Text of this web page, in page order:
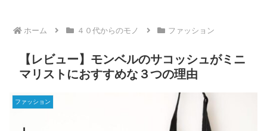
ホーム ４０代からのモノ ファッション
【レビュー】モンベルのサコッシュがミニ
マリストにおすすめな３つの理由
ファッション